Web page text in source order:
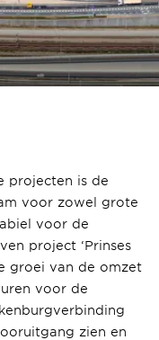
projecten is de
voor zowel grote
voor de
project ‘Prinses
groei van de omzet
voor de
zien en